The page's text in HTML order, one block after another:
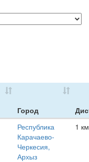
Город
Республика
Карачаево-
Черкесия,
Архыз
1